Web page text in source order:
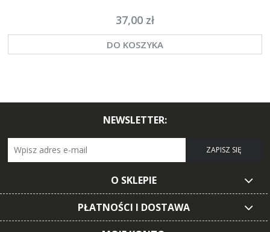
37,00 zł
DO KOSZYKA
NEWSLETTER:
ZAPISZ SIĘ
O SKLEPIE
PŁATNOŚCI I DOSTAWA